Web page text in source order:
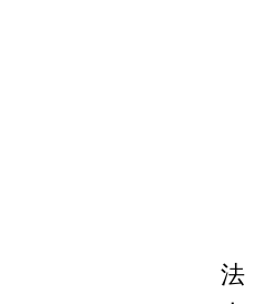
法